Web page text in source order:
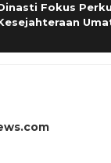
Fokus